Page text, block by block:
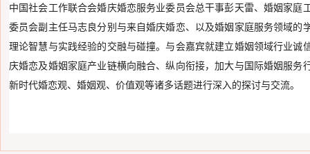
中国社会工作联合会婚庆婚恋服务业委员会总干事彭天雷、婚姻家
委员会副主任马志良分别与来自婚庆婚恋、以及婚姻家庭服务领域的
理论智慧与实践经验的交融与碰撞。与会嘉宾就建立婚姻领域行业诚
庆婚恋及婚姻家庭产业链横向融合、纵向衔接，加大与国际婚姻服
新时代婚恋观、婚姻观、价值观等诸多话题进行深入的探讨与交流。